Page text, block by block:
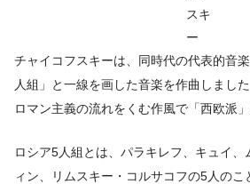
スキ
ー
チャイコフスキーは、同時代の代表的音
人組」と一線を画した音楽を作曲しまし
ロマン主義の流れをくむ作風で「西欧派」
ロシア5人組とは、パラキレフ、キュイ
ィン、リムスキー・コルサコフの5人のこ